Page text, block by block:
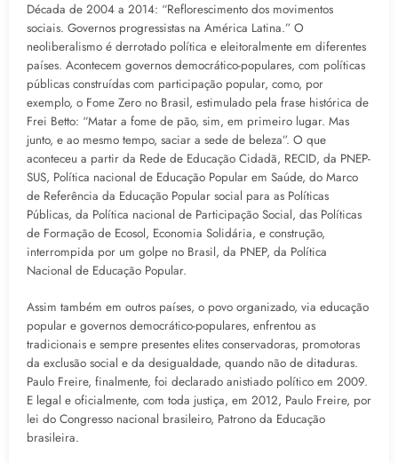
Década de 2004 a 2014: “Reflorescimento dos movimentos
sociais. Governos progressistas na América Latina.” O
neoliberalismo é derrotado política e eleitoralmente em diferentes
países. Acontecem governos democrático-populares, com políticas
públicas construídas com participação popular, como, por
exemplo, o Fome Zero no Brasil, estimulado pela frase histórica de
Frei Betto: “Matar a fome de pão, sim, em primeiro lugar. Mas
junto, e ao mesmo tempo, saciar a sede de beleza”. O que
aconteceu a partir da Rede de Educação Cidadã, RECID, da PNEP-
SUS, Política nacional de Educação Popular em Saúde, do Marco
de Referência da Educação Popular social para as Políticas
Públicas, da Política nacional de Participação Social, das Políticas
de Formação de Ecosol, Economia Solidária, e construção,
interrompida por um golpe no Brasil, da PNEP, da Política
Nacional de Educação Popular.
Assim também em outros países, o povo organizado, via educação
popular e governos democrático-populares, enfrentou as
tradicionais e sempre presentes elites conservadoras, promotoras
da exclusão social e da desigualdade, quando não de ditaduras.
Paulo Freire, finalmente, foi declarado anistiado político em 2009.
E legal e oficialmente, com toda justiça, em 2012, Paulo Freire, por
lei do Congresso nacional brasileiro, Patrono da Educação
brasileira.